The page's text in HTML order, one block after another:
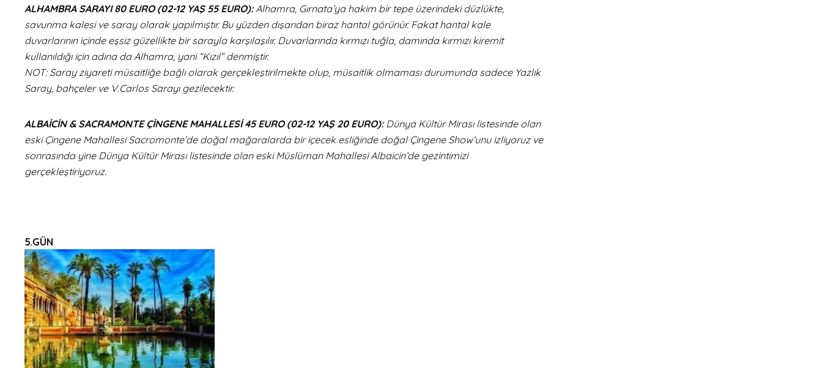
ALHAMBRA SARAYI 80 EURO (02-12 YAŞ 55 EURO):Alhamra, Gırnata’ya hakim bir tepe üzerindeki düzlükte,
savunma kalesi ve saray olarak yapılmıştır. Bu yüzden dışarıdan biraz hantal görünür. Fakat hantal kale
duvarlarının içinde eşsiz güzellikte bir sarayla karşılaşılır. Duvarlarında kırmızı tuğla, damında kırmızı kiremit
kullanıldığı için adına da Alhamra, yani “Kızıl” denmiştir.
NOT: Saray ziyareti müsaitliğe bağlı olarak gerçekleştirilmekte olup, müsaitlik olmaması durumunda sadece Yazlık
Saray, bahçeler ve V.Carlos Sarayı gezilecektir.
ALBAİCİN & SACRAMONTE ÇİNGENE MAHALLESİ 45 EURO (02-12 YAŞ 20 EURO):Dünya Kültür Mirası listesinde olan
eski Çingene Mahallesi Sacromonte’de doğal mağaralarda bir içecek esliğinde doğal Çingene Show’unu izliyoruz ve
sonrasında yine Dünya Kültür Mirası listesinde olan eski Müslüman Mahallesi Albaicin’de gezintimizi
gerçekleştiriyoruz.
5.GÜN